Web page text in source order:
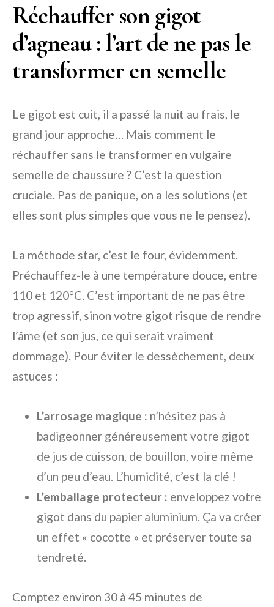
Réchauffer son gigot
d’agneau : l’art de ne pas le
transformer en semelle
Le gigot est cuit, il a passé la nuit au frais, le
grand jour approche… Mais comment le
réchauffer sans le transformer en vulgaire
semelle de chaussure ? C’est la question
cruciale. Pas de panique, on a les solutions (et
elles sont plus simples que vous ne le pensez).
La méthode star, c’est le four, évidemment.
Préchauffez-le à une température douce, entre
110 et 120°C. C’est important de ne pas être
trop agressif, sinon votre gigot risque de rendre
l’âme (et son jus, ce qui serait vraiment
dommage). Pour éviter le dessèchement, deux
astuces :
L’arrosage magique : n’hésitez pas à
badigeonner généreusement votre gigot
de jus de cuisson, de bouillon, voire même
d’un peu d’eau. L’humidité, c’est la clé !
L’emballage protecteur : enveloppez votre
gigot dans du papier aluminium. Ça va créer
un effet « cocotte » et préserver toute sa
tendreté.
Comptez environ 30 à 45 minutes de